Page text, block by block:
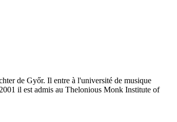
de Győr. Il entre à l'université de musique
il est admis au Thelonious Monk Institute of